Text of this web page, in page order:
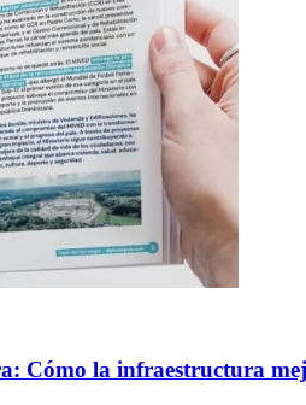
Cómo la infraestructura